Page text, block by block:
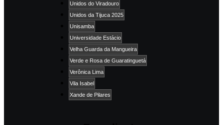
Unidos do Viradouro
Unidos da Tijuca 2025
Unisamba
Universidade Estácio
Velha Guarda da Mangueira
Verde e Rosa de Guaratinguetá
Verônica Lima
Vila Isabel
Xande de Pilares